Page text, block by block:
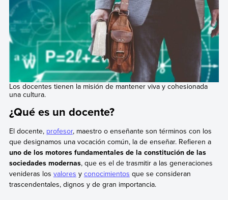
Los docentes tienen la misión de mantener viva y cohesionada
una cultura.
¿Qué es un docente?
El docente, profesor, maestro o enseñante son términos con los
que designamos una vocación común, la de enseñar. Refieren a
uno de los motores fundamentales de la constitución de las
sociedades modernas, que es el de trasmitir a las generaciones
venideras los valores y conocimientos que se consideran
trascendentales, dignos y de gran importancia.